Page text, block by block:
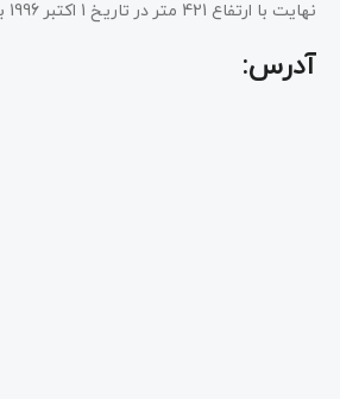
نهایت با ارتفاع 421 متر در تاریخ 1 اکتبر 1996 به طور رسمی افتتاح شد.
آدرس: